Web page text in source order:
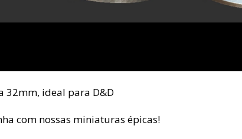
32mm, ideal para D&D
com nossas miniaturas épicas!